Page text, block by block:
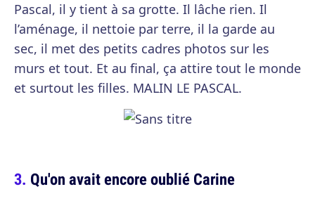
Pascal, il y tient à sa grotte. Il lâche rien. Il
l’aménage, il nettoie par terre, il la garde au
sec, il met des petits cadres photos sur les
murs et tout. Et au final, ça attire tout le monde
et surtout les filles. MALIN LE PASCAL.
Qu'on avait encore oublié Carine